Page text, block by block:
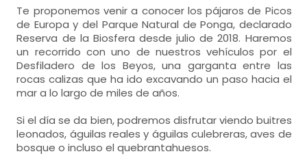
Te proponemos venir a conocer los pájaros de Picos
de Europa y del Parque Natural de Ponga, declarado
Reserva de la Biosfera desde julio de 2018. Haremos
un recorrido con uno de nuestros vehículos por el
Desfiladero de los Beyos, una garganta entre las
rocas calizas que ha ido excavando un paso hacia el
mar a lo largo de miles de años.
Si el día se da bien, podremos disfrutar viendo buitres
leonados, águilas reales y águilas culebreras, aves de
bosque o incluso el quebrantahuesos.